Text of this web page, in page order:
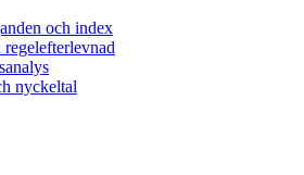
och index
nyckeltal